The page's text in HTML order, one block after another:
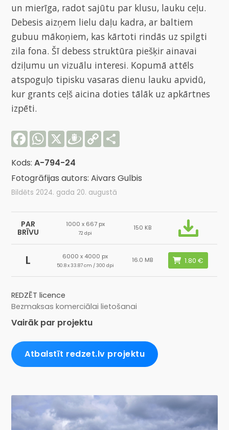
un mierīga, radot sajūtu par klusu, lauku ceļu.
Debesis aizņem lielu daļu kadra, ar baltiem
gubuu mākoņiem, kas kārtoti rindās uz spilgti
zila fona. Šī debess struktūra piešķir ainavai
dziļumu un vizuālu interesi. Kopumā attēls
atspoguļo tipisku vasaras dienu lauku apvidū,
kur grants ceļš aicina doties tālāk uz apkārtnes
izpēti.
FacebookWhatsApp
X Draugiem
Copy
Link
Kods:A-794-24
Fotogrāfijas autors: Aivars Gulbis
Bildēts 2024. gada 20. augustā
PAR
BRĪVU
1000 x 667 px
72 dpi
150 KB
L 6000 x 4000 px
50.8 x 33.87 cm / 300 dpi
16.0 MB
REDZĒT licence
Bezmaksas komerciālai lietošanai
Vairāk par projektu
Atbalstīt redzet.lv projektu